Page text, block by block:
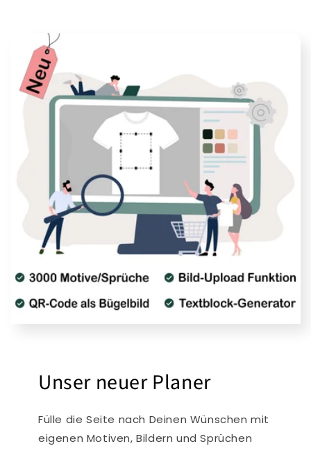
Unser neuer Planer
Fülle die Seite nach Deinen Wünschen mit
eigenen Motiven, Bildern und Sprüchen